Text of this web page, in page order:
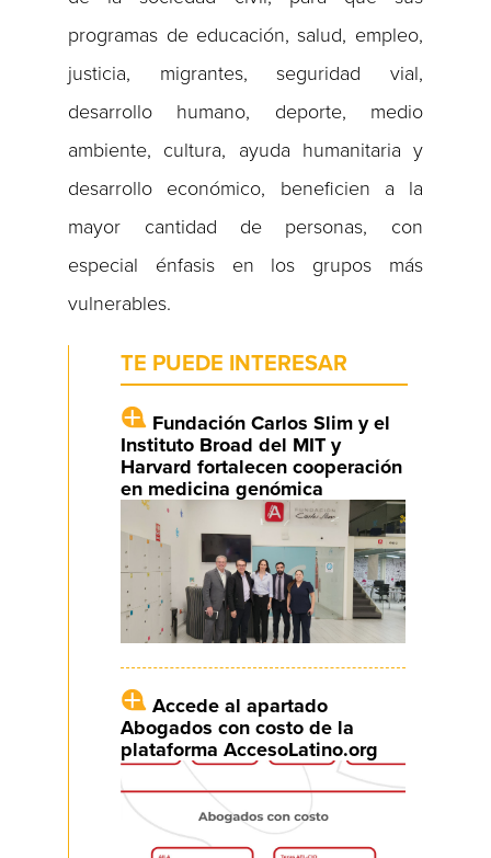
programas de educación, salud, empleo,
justicia, migrantes, seguridad vial,
desarrollo humano, deporte, medio
ambiente, cultura, ayuda humanitaria y
desarrollo económico, beneficien a la
mayor cantidad de personas, con
especial énfasis en los grupos más
vulnerables.
TE PUEDE INTERESAR
Fundación Carlos Slim y el
Instituto Broad del MIT y
Harvard fortalecen cooperación
en medicina genómica
Accede al apartado
Abogados con costo de la
plataforma AccesoLatino.org